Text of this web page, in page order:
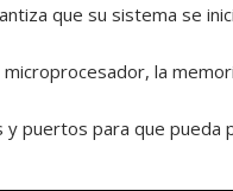
que su sistema se
la
y puertos para que pueda